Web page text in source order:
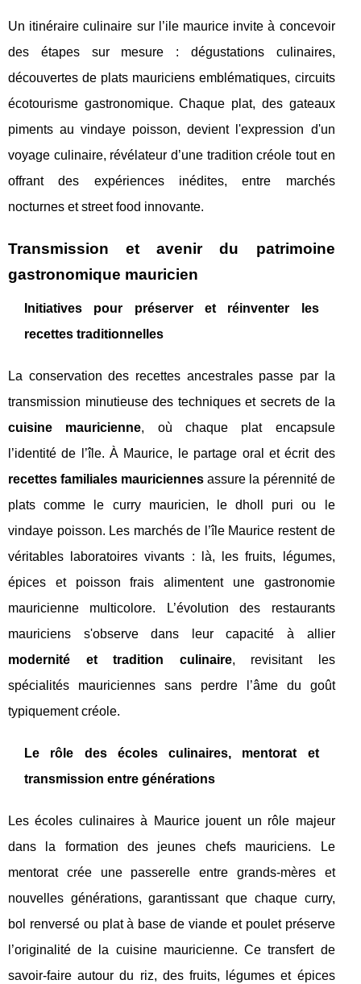
Un itinéraire culinaire sur l’ile maurice invite à concevoir
des étapes sur mesure : dégustations culinaires,
découvertes de plats mauriciens emblématiques, circuits
écotourisme gastronomique. Chaque plat, des gateaux
piments au vindaye poisson, devient l'expression d'un
voyage culinaire, révélateur d’une tradition créole tout en
offrant des expériences inédites, entre marchés
nocturnes et street food innovante.
Transmission et avenir du patrimoine
gastronomique mauricien
Initiatives pour préserver et réinventer les
recettes traditionnelles
La conservation des recettes ancestrales passe par la
transmission minutieuse des techniques et secrets de la
cuisine mauricienne, où chaque plat encapsule
l’identité de l’île. À Maurice, le partage oral et écrit des
recettes familiales mauriciennes assure la pérennité de
plats comme le curry mauricien, le dholl puri ou le
vindaye poisson. Les marchés de l’île Maurice restent de
véritables laboratoires vivants : là, les fruits, légumes,
épices et poisson frais alimentent une gastronomie
mauricienne multicolore. L’évolution des restaurants
mauriciens s'observe dans leur capacité à allier
modernité et tradition culinaire, revisitant les
spécialités mauriciennes sans perdre l’âme du goût
typiquement créole.
Le rôle des écoles culinaires, mentorat et
transmission entre générations
Les écoles culinaires à Maurice jouent un rôle majeur
dans la formation des jeunes chefs mauriciens. Le
mentorat crée une passerelle entre grands-mères et
nouvelles générations, garantissant que chaque curry,
bol renversé ou plat à base de viande et poulet préserve
l’originalité de la cuisine mauricienne. Ce transfert de
savoir-faire autour du riz, des fruits, légumes et épices